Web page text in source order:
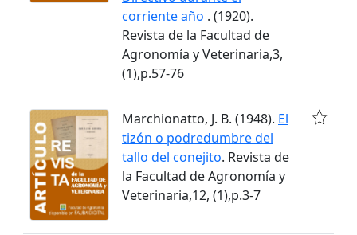
corriente año . (1920).
Revista de la Facultad de
Agronomía y Veterinaria,3,
(1),p.57-76
Marchionatto, J. B. (1948). El
tizón o podredumbre del
tallo del conejito. Revista de
la Facultad de Agronomía y
Veterinaria,12, (1),p.3-7